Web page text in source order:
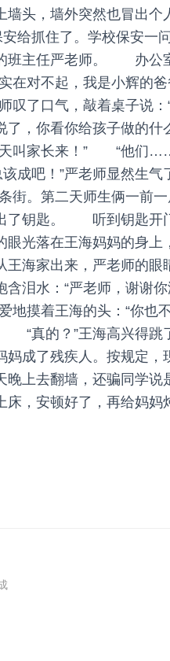
，墙外突然也冒出个
给抓住了。学校保安一
班主任严老师。 办公
在对不起，我是小辉的
了口气，敲着桌子说：
说了，你看你给孩子做
天叫家长来！” “他们
吧！”严老师显然生气
。第二天师生俩一前一
了钥匙。 听到钥匙开
光落在王海妈妈的身上
家出来，严老师的眼
泪水：“严老师，谢谢
摸着王海的头：“你也
” “真的？”王海高兴
成了残疾人。按规定，
上去翻墙，还骗同学说
，安顿好了，再给妈妈